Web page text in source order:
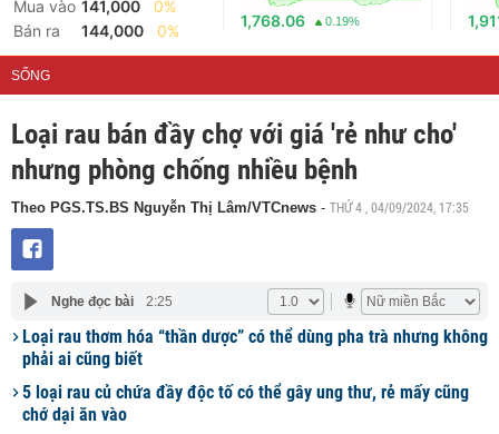
Mua vào 141,000
0%
Bán ra
144,000 0%
1,768.06 0.19%
SỐNG
Loại rau bán đầy chợ với giá 'rẻ như cho'
nhưng phòng chống nhiều bệnh
Theo PGS.TS.BS Nguyễn Thị Lâm/VTCnews - THỨ 4 , 04/09/2024, 17:35
Nghe đọc bài 2:25
Loại rau thơm hóa “thần dược” có thể dùng pha trà nhưng không
phải ai cũng biết
5 loại rau củ chứa đầy độc tố có thể gây ung thư, rẻ mấy cũng
chớ dại ăn vào